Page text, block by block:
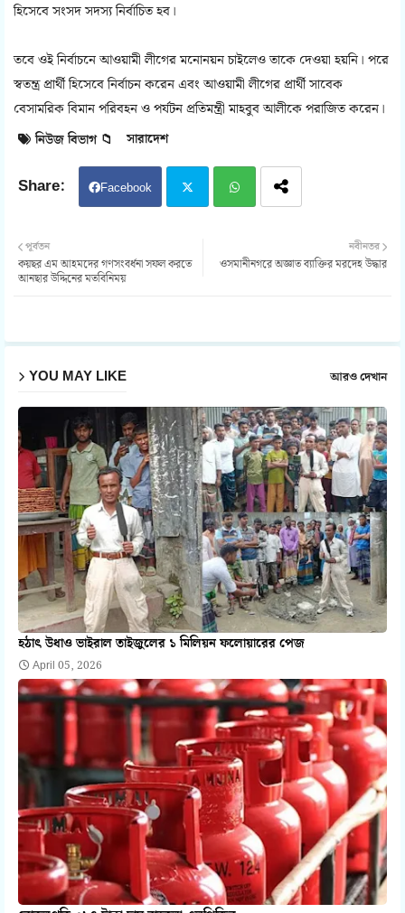
হিসেবে সংসদ সদস্য নির্বাচিত হব।
তবে ওই নির্বাচনে আওয়ামী লীগের মনোনয়ন চাইলেও তাকে দেওয়া হয়নি। পরে
স্বতন্ত্র প্রার্থী হিসেবে নির্বাচন করেন এবং আওয়ামী লীগের প্রার্থী সাবেক
বেসামরিক বিমান পরিবহন ও পর্যটন প্রতিমন্ত্রী মাহবুব আলীকে পরাজিত করেন।
নিউজ বিভাগ 📁 সারাদেশ
Facebook
ter atsa
নবীনতর
ওসমানীনগরে অজ্ঞাত ব্যাক্তির মরদেহ উদ্ধার
পূর্বতন
কয়ছর এম আহমদের গণসংবর্ধনা সফল করতে
আনছার উদ্দিনের মতবিনিময়
YOU MAY LIKE আরও দেখান
হঠাৎ উধাও ভাইরাল তাইজুলের ১ মিলিয়ন ফলোয়ারের পেজ
April 05, 2026